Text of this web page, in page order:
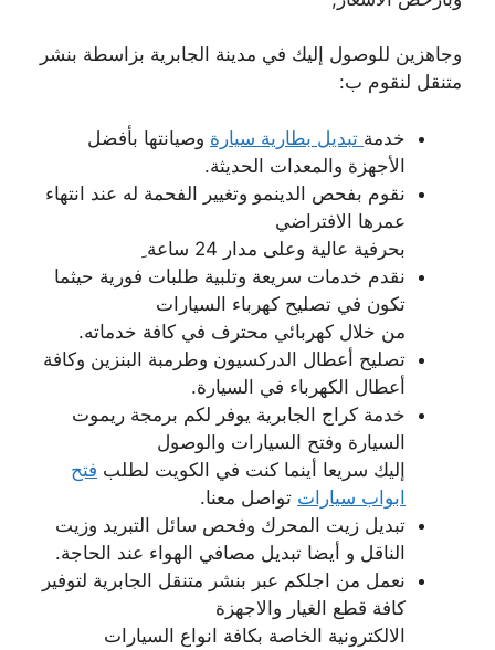
وجاهزين للوصول إليك في مدينة الجابرية بزاسطة بنشر
متنقل لنقوم ب:
خدمة تبديل بطارية سيارة وصيانتها بأفضل
الأجهزة والمعدات الحديثة.
نقوم بفحص الدينمو وتغيير الفحمة له عند انتهاء
عمرها الافتراضي
بحرفية عالية وعلى مدار 24 ساعة ِ
نقدم خدمات سريعة وتلبية طلبات فورية حيثما
تكون في تصليح كهرباء السيارات
من خلال كهربائي محترف في كافة خدماته.
تصليح أعطال الدركسيون وطرمبة البنزين وكافة
أعطال الكهرباء في السيارة.
خدمة كراج الجابرية يوفر لكم برمجة ريموت
السيارة وفتح السيارات والوصول
إليك سريعا أينما كنت في الكويت لطلب فتح
ابواب سيارات تواصل معنا.
تبديل زيت المحرك وفحص سائل التبريد وزيت
الناقل و أيضا تبديل مصافي الهواء عند الحاجة.
نعمل من اجلكم عبر بنشر متنقل الجابرية لتوفير
كافة قطع الغيار والاجهزة
الالكترونية الخاصة بكافة انواع السيارات